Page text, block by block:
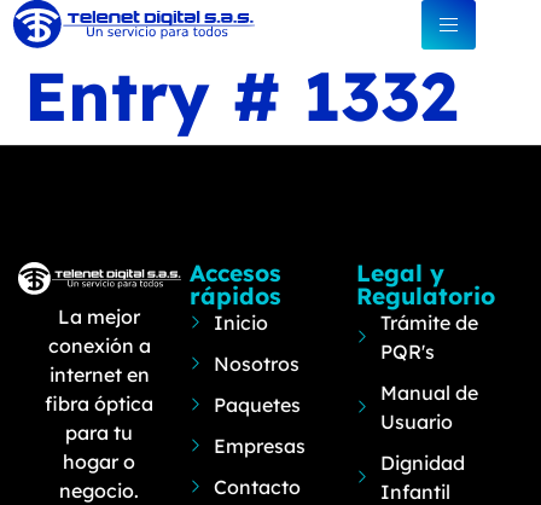
Entry # 1332
La mejor
conexión a
internet en
fibra óptica
para tu
hogar o
negocio.
Accesos
rápidos
Inicio
Nosotros
Paquetes
Empresas
Contacto
Legal y
Regulatorio
Trámite de
PQR's
Manual de
Usuario
Dignidad
Infantil